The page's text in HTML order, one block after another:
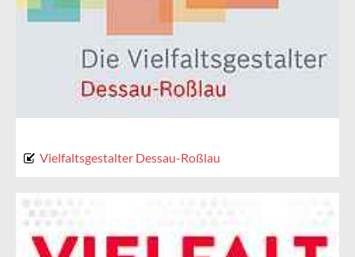
Vielfaltsgestalter Dessau-Roßlau